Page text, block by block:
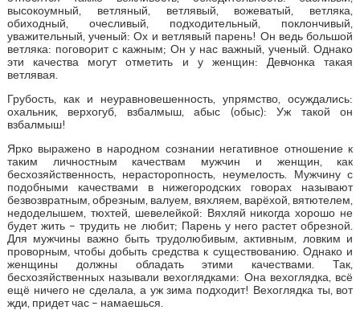
высокоумный, ветляный, ветлявый, вожеватый, ветляка,
обиходный, очесливый, подходительный, поклончивый,
уважительный, ученый: Ох и ветлявый парень! Он ведь большой
ветляка: поговорит с кажным; Он у нас важный, ученый. Однако
эти качества могут отметить и у женщин: Девчонка такая
ветлявая.
Грубость, как и неуравновешенность, упрямство, осуждались:
охальник, верхогуб, взбалмыш, абыс (обыс): Уж такой он
взбалмыш!
Ярко выражено в народном сознании негативное отношение к
таким личностным качествам мужчин и женщин, как
бесхозяйственность, нерасторопность, неумелость. Мужчину с
подобными качествами в нижегородских говорах называют
безвозвратным, обрезным, валуем, вяхляем, варёхой, вятютелем,
недоделышем, тюхтей, шевелейкой: Вяхляй никогда хорошо не
будет жить – трудить не любит; Парень у него растет обрезной.
Для мужчины важно быть трудолюбивым, активным, ловким и
проворным, чтобы добыть средства к существованию. Однако и
женщины должны обладать этими качествами. Так,
бесхозяйственных называли вехоглядками: Она вехоглядка, всё
ещё ничего не сделала, а уж зима подходит! Вехоглядка ты, вот
жди, придет час – намаешься.